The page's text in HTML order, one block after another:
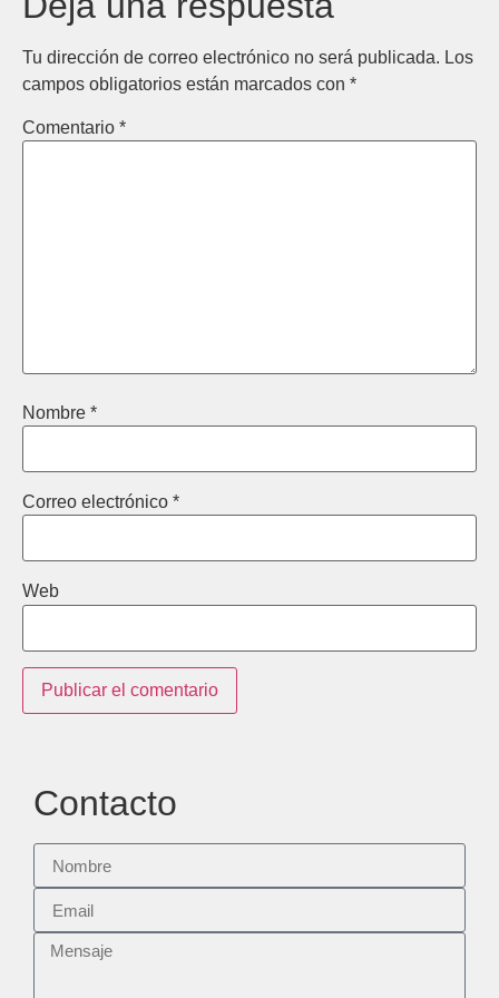
Tu dirección de correo electrónico no será publicada. Los
campos obligatorios están marcados con *
Comentario *
Nombre *
Correo electrónico *
Web
Contacto